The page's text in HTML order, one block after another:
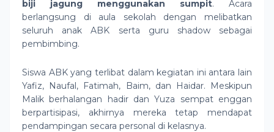
biji jagung menggunakan sumpit. Acara
berlangsung di aula sekolah dengan melibatkan
seluruh anak ABK serta guru shadow sebagai
pembimbing.
Siswa ABK yang terlibat dalam kegiatan ini antara lain
Yafiz, Naufal, Fatimah, Baim, dan Haidar. Meskipun
Malik berhalangan hadir dan Yuza sempat enggan
berpartisipasi, akhirnya mereka tetap mendapat
pendampingan secara personal di kelasnya.